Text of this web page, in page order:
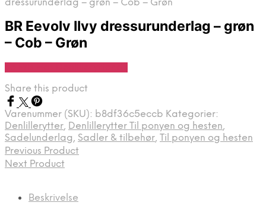
dressurunderlag – grøn – Cob – Grøn
BR Eevolv Ilvy dressurunderlag – grøn
– Cob – Grøn
Share this product
Varenummer (SKU): b8df36c5eccb Kategorier:
Denlillerytter, Denlillerytter Til ponyen og hesten,
Sadelunderlag, Sadler & tilbehør, Til ponyen og hesten
Previous Product
Next Product
Beskrivelse